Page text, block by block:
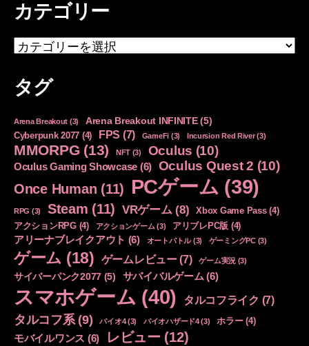
カテゴリー
カ
テ
リ
タグ
Arena Breakout (3) Arena Breakout INFINITE(5)
Cyberpunk 2077 (4) FPS (7) GameFi (3) Incursion Red River(3)
MMORPG (13) NFT(3) Oculus (10)
Oculus Gaming Showcase (6) Oculus Quest 2 (10)
Once Human (11) PCゲーム (39)
RPG (3) Steam (11) VRゲーム(8) Xbox Game Pass(4)
アクションRPG(4) アクションゲーム (3) アリブレPC版 (4)
アリーナブレイクアウト (6) オートバトル(3) ゲーミングPC(3)
ゲーム (18) ゲームレビュー(7) ゲーム実況 (3)
サイバーパンク2077 (5) サバイバルゲーム (6)
スマホゲーム (40) タルコフライク (7)
タルコフ系(9) バイオ4(3) バイオハザード4(3) ホラー(4)
モバイルワンス (6) レビュー (12)